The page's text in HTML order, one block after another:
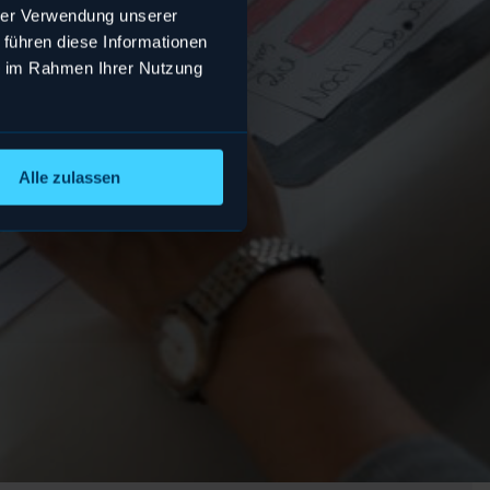
Verwendung unserer
diese Informationen
Rahmen Ihrer Nutzung
Alle zulassen